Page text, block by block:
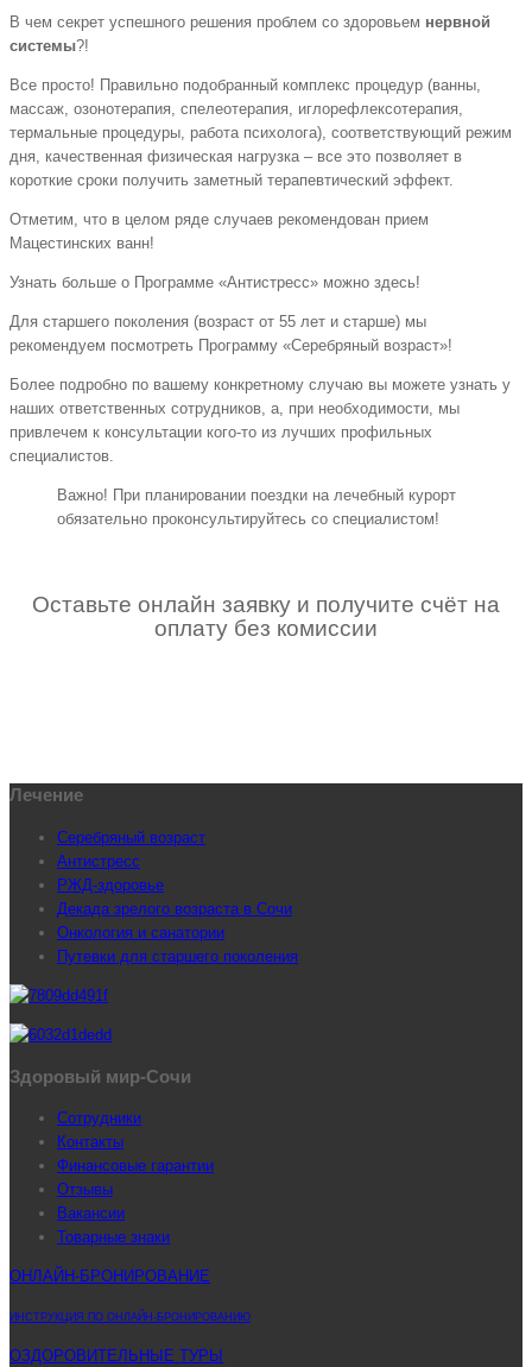
В чем секрет успешного решения проблем со здоровьем нервной
системы?!
Все просто! Правильно подобранный комплекс процедур (ванны,
массаж, озонотерапия, спелеотерапия, иглорефлексотерапия,
термальные процедуры, работа психолога), соответствующий режим
дня, качественная физическая нагрузка – все это позволяет в
короткие сроки получить заметный терапевтический эффект.
Отметим, что в целом ряде случаев рекомендован прием
Мацестинских ванн!
Узнать больше о Программе «Антистресс» можно здесь!
Для старшего поколения (возраст от 55 лет и старше) мы
рекомендуем посмотреть Программу «Серебряный возраст»!
Более подробно по вашему конкретному случаю вы можете узнать у
наших ответственных сотрудников, а, при необходимости, мы
привлечем к консультации кого-то из лучших профильных
специалистов.
Важно! При планировании поездки на лечебный курорт
обязательно проконсультируйтесь со специалистом!
Оставьте онлайн заявку и получите счёт на
оплату без комиссии
Лечение
Серебряный возраст
Антистресс
РЖД-здоровье
Декада зрелого возраста в Сочи
Онкология и санатории
Путевки для старшего поколения
Здоровый мир-Сочи
Сотрудники
Контакты
Финансовые гарантии
Отзывы
Вакансии
Товарные знаки
ОНЛАЙН-БРОНИРОВАНИЕ
ИНСТРУКЦИЯ ПО ОНЛАЙН-БРОНИРОВАНИЮ
ОЗДОРОВИТЕЛЬНЫЕ ТУРЫ